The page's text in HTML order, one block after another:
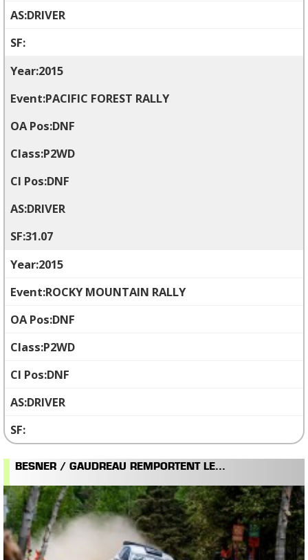
DRIVER
2015
PACIFIC FOREST RALLY
DNF
P2WD
DNF
DRIVER
31.07
2015
ROCKY MOUNTAIN RALLY
DNF
P2WD
DNF
DRIVER
BESNER / GAUDREAU REMPORTENT LE...